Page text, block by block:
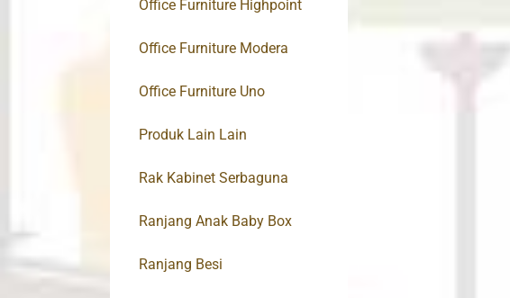
Office Furniture Highpoint
Office Furniture Modera
Office Furniture Uno
Produk Lain Lain
Rak Kabinet Serbaguna
Ranjang Anak Baby Box
Ranjang Besi